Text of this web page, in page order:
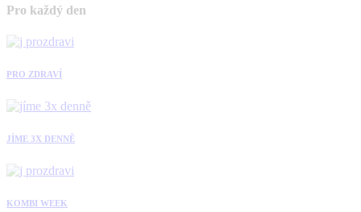
Pro každý den
PRO ZDRAVÍ
JÍME 3X DENNĚ
KOMBI WEEK